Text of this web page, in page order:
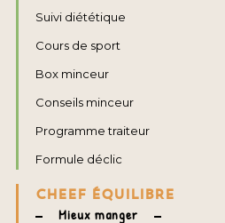
Suivi diététique
Cours de sport
Box minceur
Conseils minceur
Programme traiteur
Formule déclic
CHEEF ÉQUILIBRE
Mieux manger